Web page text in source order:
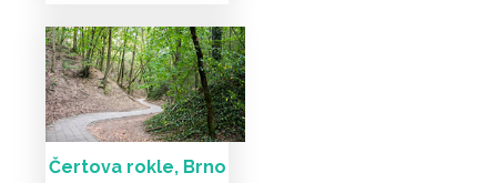
Čertova rokle, Brno